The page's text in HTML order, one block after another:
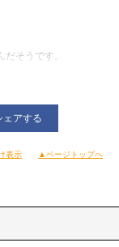
そうです。
ェアする
表示 ▲ページトップへ